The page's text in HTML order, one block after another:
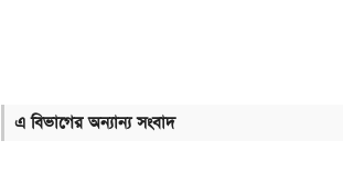
আসছে টানা ৫ দিনের বৃষ্টি!
এ বিভাগের অন্যান্য সংবাদ